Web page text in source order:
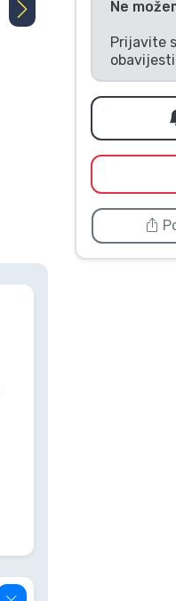
Ne
Prijavite